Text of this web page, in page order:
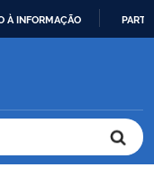
À INFORMAÇÃO